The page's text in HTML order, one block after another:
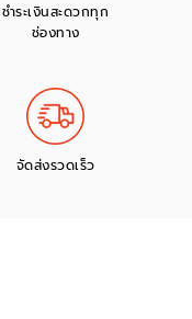
ชำระเงินสะดวกทุก
ช่องทาง
จัดส่งรวดเร็ว